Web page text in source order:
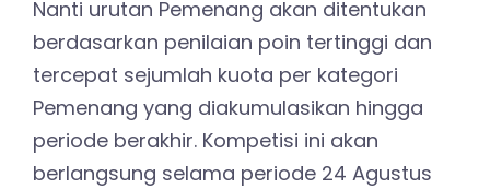
Nanti urutan Pemenang akan ditentukan
berdasarkan penilaian poin tertinggi dan
tercepat sejumlah kuota per kategori
Pemenang yang diakumulasikan hingga
periode berakhir. Kompetisi ini akan
berlangsung selama periode 24 Agustus